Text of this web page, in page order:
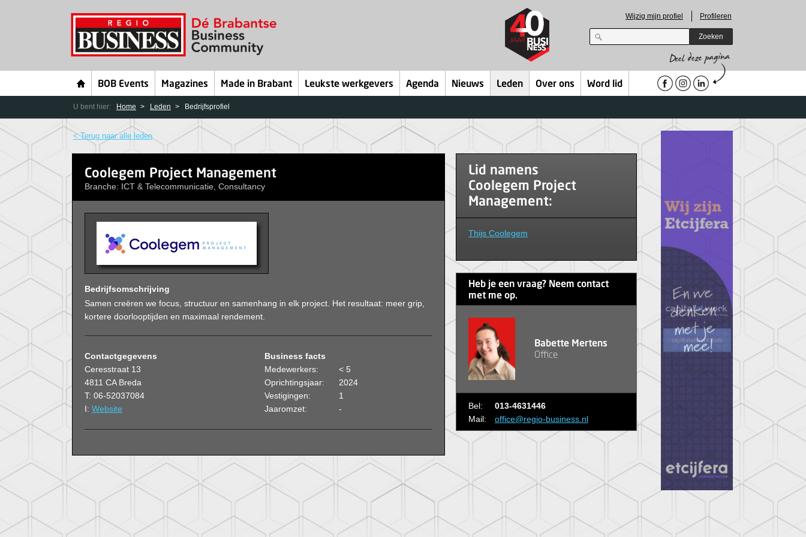
Wijzig mijn profiel Profileren
Zoeken
BOB Events Magazines Made in Brabant Leukste werkgevers Agenda Nieuws Leden Over ons Word lid
U bent hier: Home Leden Bedrijfsprofiel
< Terug naar alle leden
Coolegem Project Management
Branche: ICT & Telecommunicatie, Consultancy
Bedrijfsomschrijving
Samen creëren we focus, structuur en samenhang in elk project. Het resultaat: meer grip,
kortere doorlooptijden en maximaal rendement.
Contactgegevens
Ceresstraat 13
4811 CA Breda
T: 06-52037084
I: Website
Business facts
Medewerkers:
< 5
Oprichtingsjaar:
2024
Vestigingen:
1
Jaaromzet:
-
Lid namens
Coolegem Project
Management:
Thijs Coolegem
Heb je een vraag? Neem contact
met me op.
Babette Mertens
Office
Bel:
013-4631446
Mail:
office@regio-business.nl